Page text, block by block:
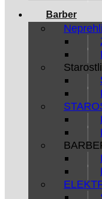
Barber